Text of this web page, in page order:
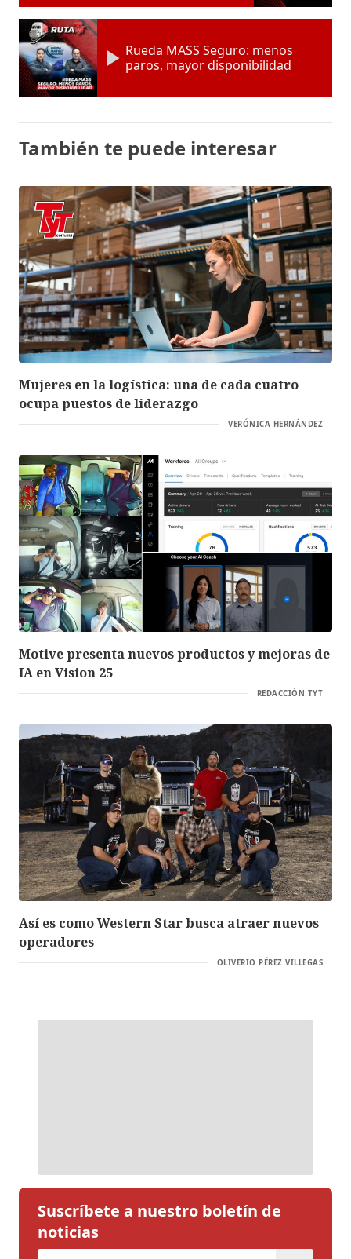
Rueda MASS Seguro: menos
paros, mayor disponibilidad
También te puede interesar
Mujeres en la logística: una de cada cuatro
ocupa puestos de liderazgo
VERÓNICA HERNÁNDEZ
Motive presenta nuevos productos y mejoras de
IA en Vision 25
REDACCIÓN TYT
Así es como Western Star busca atraer nuevos
operadores
OLIVERIO PÉREZ VILLEGAS
Suscríbete a nuestro boletín de
noticias